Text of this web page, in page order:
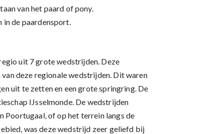
van het paard of pony.
de paardensport.
uit 7 grote wedstrijden. Deze
deze regionale wedstrijden. Dit waren
uit te zetten en een grote springring. De
IJsselmonde. De wedstrijden
Poortugaal, of op het terrein langs de
was deze wedstrijd zeer geliefd bij